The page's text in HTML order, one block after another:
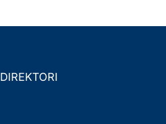
DIREKTORI